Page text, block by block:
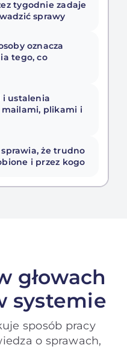
tygodnie zadaje
sprawy
oznacza
tego, co
ustalenia
plikami i
że trudno
i przez kogo
głowach
systemie
sposób pracy
o sprawach,